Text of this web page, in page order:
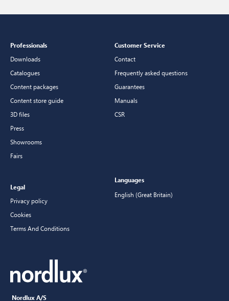
Nordlux A/S
Professionals
Downloads
Catalogues
Content packages
Content store guide
3D files
Press
Showrooms
Fairs
Customer Service
Contact
Frequently asked questions
Guarantees
Manuals
CSR
Legal
Privacy policy
Cookies
Terms And Conditions
Languages
English (Great Britain)